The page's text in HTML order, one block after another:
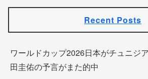
Recent Posts
ワールドカップ2026日本がチュニジ
田圭佑の予言がまた的中